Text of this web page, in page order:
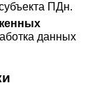
ПДн.
данных